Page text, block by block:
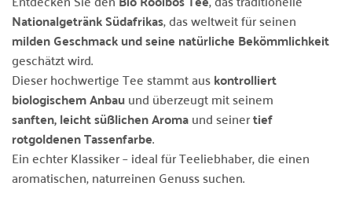
Nationalgetränk Südafrikas, das weltweit für seinen
milden Geschmack und seine natürliche Bekömmlichkeit
geschätzt wird.
Dieser hochwertige Tee stammt auskontrolliert
biologischem Anbauund überzeugt mit seinem
sanften, leicht süßlichen Aromaund seinertief
rotgoldenen Tassenfarbe.
Ein echter Klassiker – ideal für Teeliebhaber, die einen
aromatischen, naturreinen Genuss suchen.